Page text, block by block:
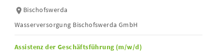
Bischofswerda
Wasserversorgung Bischofswerda GmbH
Assistenz der Geschäftsführung (m/w/d)